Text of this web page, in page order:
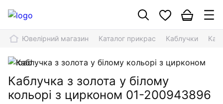
Ювелірний магазин Каталог прикрас Каблучки
Каблучка з золота у білому
кольорі з цирконом 01-200943896